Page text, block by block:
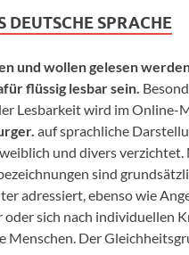
DEUTSCHE SPRACHE
und wollen gelesen
flüssig lesbar sein.
Lesbarkeit wird im Online-
auf sprachliche
und divers
sind
adressiert, ebenso wie
oder sich nach individuellen
Menschen. Der